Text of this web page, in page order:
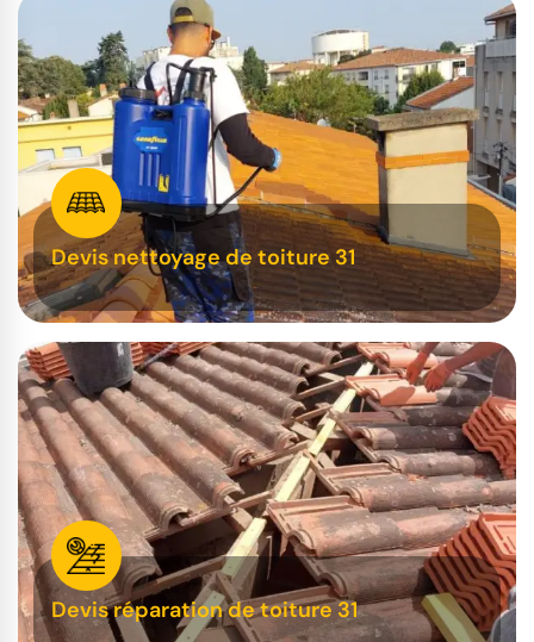
Devis nettoyage de toiture 31
Devis réparation de toiture 31